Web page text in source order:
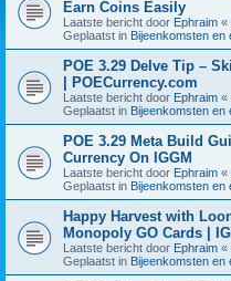
Earn Coins Easily
Laatste bericht door Ephraim «
Geplaatst in Bijeenkomsten en
POE 3.29 Delve Tip –
| POECurrency.com
Laatste bericht door Ephraim «
Geplaatst in Bijeenkomsten en
POE 3.29 Meta Build
Currency On IGGM
Laatste bericht door Ephraim «
Geplaatst in Bijeenkomsten en
Happy Harvest with
Monopoly GO Cards |
Laatste bericht door Ephraim «
Geplaatst in Bijeenkomsten en